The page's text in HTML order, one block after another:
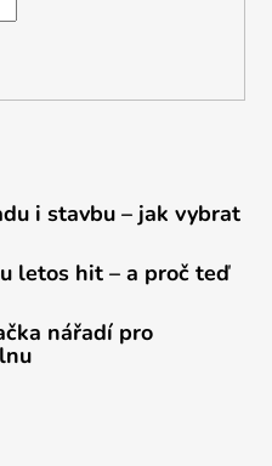
i stavbu – jak vybrat
letos hit – a proč teď
nářadí pro